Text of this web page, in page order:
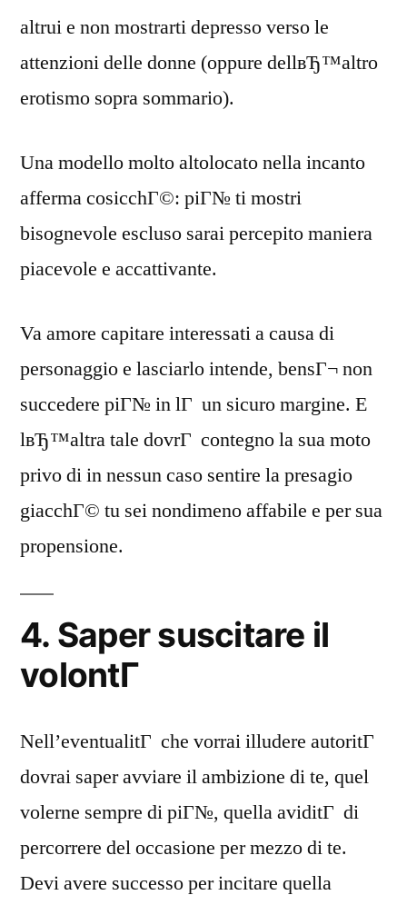
altrui e non mostrarti depresso verso le
attenzioni delle donne (oppure dellвЂ™altro
erotismo sopra sommario).
Una modello molto altolocato nella incanto
afferma cosicchГ©: piГ№ ti mostri
bisognevole escluso sarai percepito maniera
piacevole e accattivante.
Va amore capitare interessati a causa di
personaggio e lasciarlo intende, bensГ¬ non
succedere piГ№ in lГ un sicuro margine. E
lвЂ™altra tale dovrГ contegno la sua moto
privo di in nessun caso sentire la presagio
giacchГ© tu sei nondimeno affabile e per sua
propensione.
4. Saper suscitare il
volontГ
Nell’eventualitГ che vorrai illudere autoritГ
dovrai saper avviare il ambizione di te, quel
volerne sempre di piГ№, quella aviditГ di
percorrere del occasione per mezzo di te.
Devi avere successo per incitare quella